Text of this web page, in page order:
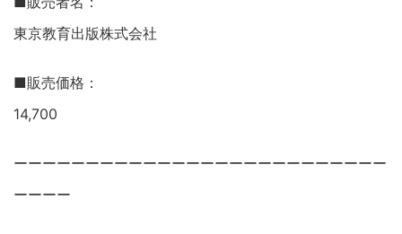
東京教育出版株式会社
■販売価格：
14,700
ーーーーーーーーーーーーーーーーーーーーーーーーーー
ーーーー